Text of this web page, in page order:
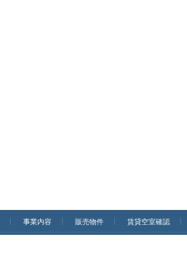
事業内容 販売物件 賃貸空室確認